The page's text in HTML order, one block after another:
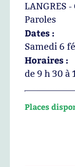
LANGRES
Paroles
Dates :
Samedi 6
Horaires :
de 9 h 30 à
Places